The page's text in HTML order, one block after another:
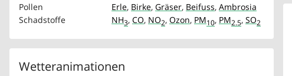
Pollen
Erle, Birke, Gräser, Beifuss, Ambrosia
Schadstoffe
NH3, CO, NO2, Ozon, PM10, PM2.5, SO2
Wetteranimationen